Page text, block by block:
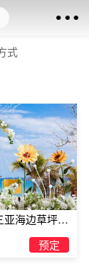
式
亚海边草坪浪
预定